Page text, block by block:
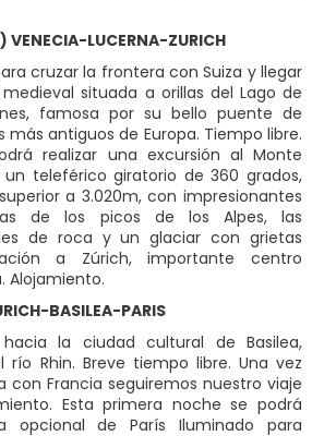
VENECIA-LUCERNA-ZURICH
cruzar la frontera con Suiza y llegar
situada a orillas del Lago de
famosa por su bello puente de
más antiguos de Europa. Tiempo libre.
realizar una excursión al Monte
un teleférico giratorio de 360 grados,
a 3.020m, con impresionantes
de los picos de los Alpes, las
de roca y un glaciar con grietas
a Zúrich, importante centro
Alojamiento.
BASILEA-PARIS
hacia la ciudad cultural de Basilea,
río Rhin. Breve tiempo libre. Una vez
con Francia seguiremos nuestro viaje
Esta primera noche se podrá
opcional de París Iluminado para